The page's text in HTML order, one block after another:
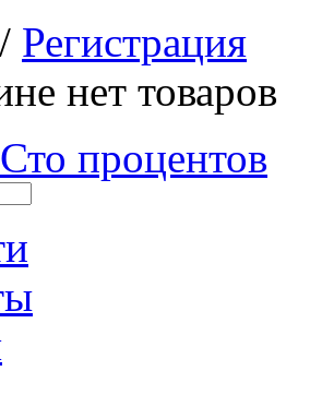
/ Регистрация
нет товаров
процентов